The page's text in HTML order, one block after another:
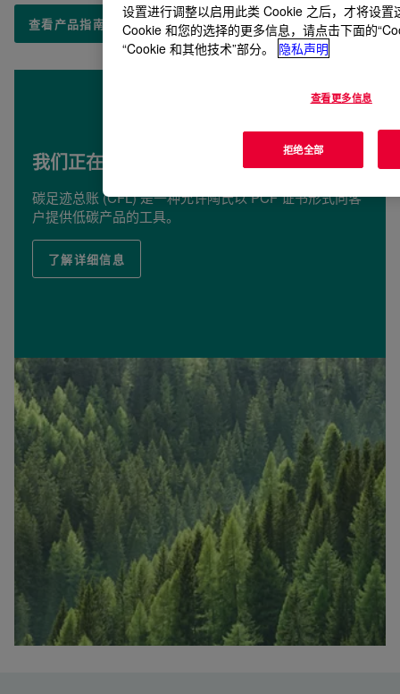
查看产品指南
我们正在通过碳足迹总账加快低碳未来
碳足迹总账 (CFL) 是一种允许陶氏以 PCF 证书形式向客
户提供低碳产品的工具。
了解详细信息
设置进行调整以启用此类 Cookie 之后，才将设
Cookie 和您的选择的更多信息，请点击下面的
“Cookie 和其他技术”部分。
隐私声明
查看更多信息
拒绝全部